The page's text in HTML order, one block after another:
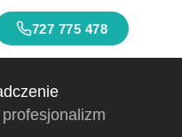
727 775 478
profesjonalizm